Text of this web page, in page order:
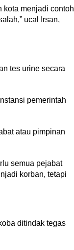
kota menjadi contoh
ucal Irsan,
tes urine secara
pemerintah
atau pimpinan
semua pejabat
korban, tetapi
ditindak tegas